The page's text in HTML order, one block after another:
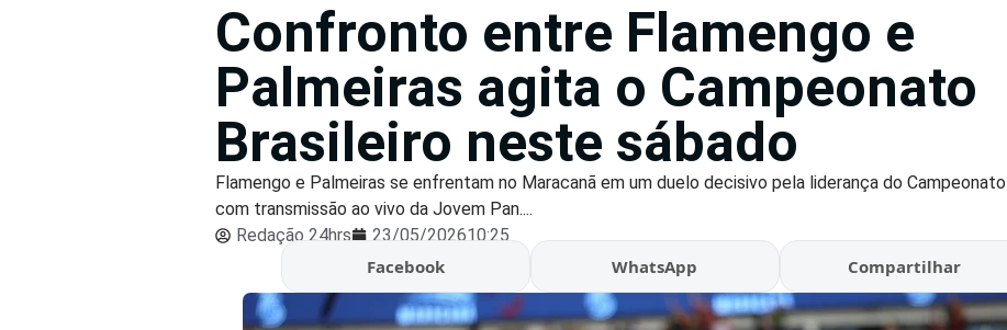
Confronto entre Flamengo e
Palmeiras agita o Campeonato
Brasileiro neste sábado
Flamengo e Palmeiras se enfrentam no Maracanã em um duelo decisivo pela liderança do
com transmissão ao vivo da Jovem Pan....
Redação 24hrs
23/05/202610:25
Facebook WhatsApp Compartilhar